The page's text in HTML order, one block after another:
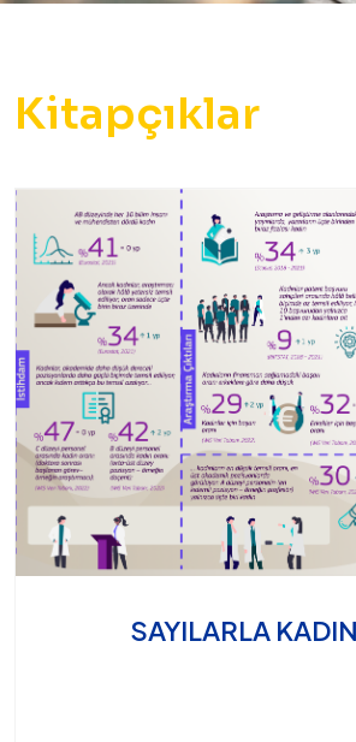
Kitapçıklar
SAYILARLA